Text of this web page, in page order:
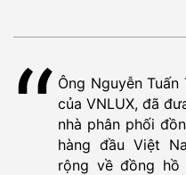
Ông Nguyễn Tuấn
của VNLUX, đã
nhà phân phối
hàng đầu Việt
rộng về đồng hồ